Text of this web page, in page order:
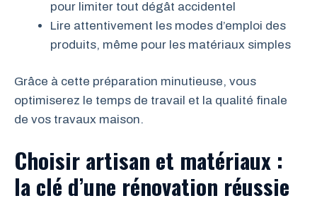
pour limiter tout dégât accidentel
Lire attentivement les modes d’emploi des
produits, même pour les matériaux simples
Grâce à cette préparation minutieuse, vous
optimiserez le temps de travail et la qualité finale
de vos travaux maison.
Choisir artisan et matériaux :
la clé d’une rénovation réussie